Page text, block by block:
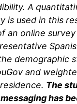
A
is used in this
an online
demographic
and
The
has